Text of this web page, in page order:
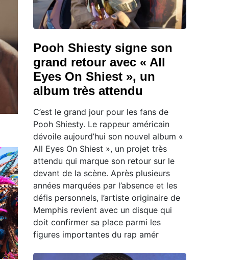
Pooh Shiesty signe son
grand retour avec « All
Eyes On Shiest », un
album très attendu
C’est le grand jour pour les fans de
Pooh Shiesty. Le rappeur américain
dévoile aujourd’hui son nouvel album «
All Eyes On Shiest », un projet très
attendu qui marque son retour sur le
devant de la scène. Après plusieurs
années marquées par l’absence et les
défis personnels, l’artiste originaire de
Memphis revient avec un disque qui
doit confirmer sa place parmi les
figures importantes du rap amér